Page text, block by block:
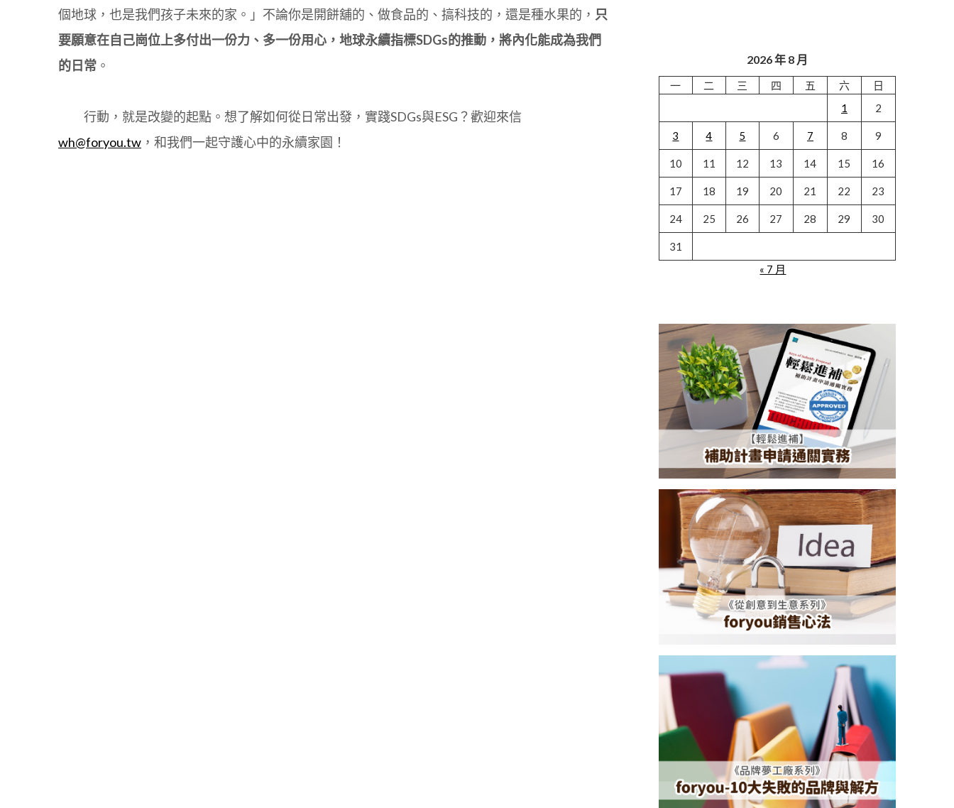
個地球，也是我們孩子未來的家。」不論你是開餅舖的、做食品的、搞科技的，還是種水果的， 只
要願意在自己崗位上多付出一份力、多一份用心，地球永續指標SDGs的推動，將內化能成為我們
的日常 。
行動，就是改變的起點。想了解如何從日常出發，實踐SDGs與ESG？歡迎來信
wh@foryou.tw ，和我們一起守護心中的永續家園！
2026 年 8 月
一 二 三 四 五 六
日
1
2
3 4 5 6 7 8 9
10 11 12 13 14 15 16
17 18 19 20 21 22 23
24 25 26 27 28 29 30
31
« 7 月